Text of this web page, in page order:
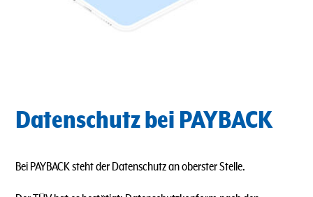
Datenschutz bei PAYBACK
Bei PAYBACK steht der Datenschutz an oberster Stelle.